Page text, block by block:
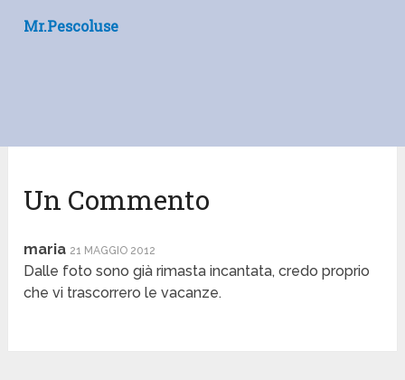
Mr.pescoluse
Un Commento
maria 21 MAGGIO 2012
Dalle foto sono già rimasta incantata, credo proprio
che vi trascorrero le vacanze.